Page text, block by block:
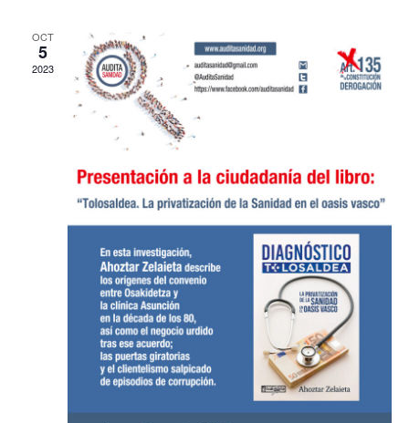
Eventos
OCT
5
2023